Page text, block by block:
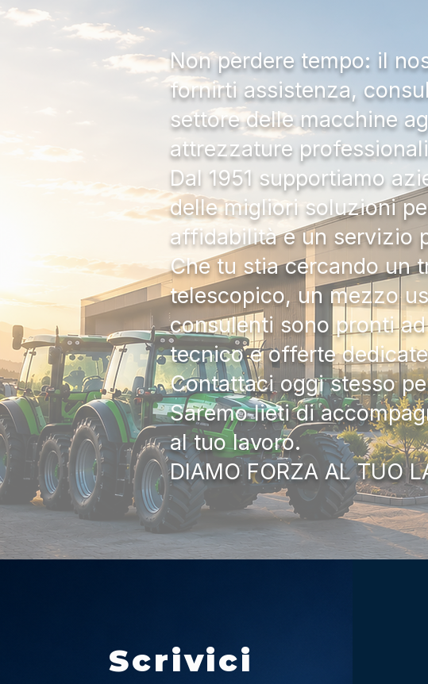
Non perdere tempo: il
fornirti assistenza,
settore delle macchine
attrezzature
Dal 1951 supportiamo
delle migliori soluzioni
affidabilità e un servizio
Che tu stia cercando un
telescopico, un mezzo
consulenti sono pronti
tecnico e offerte
Contattaci oggi stesso
Saremo lieti di
al tuo lavoro.
DIAMO FORZA AL TUO
Scrivici